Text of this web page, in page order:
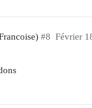
Février
#8